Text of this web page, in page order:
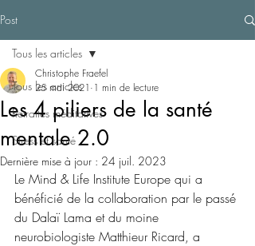
Post
Tous les articles
Retraites méditatives
Stress et santé
Tous les articles
Les 4 piliers de la santé
mentale 2.0
Christophe Fraefel
25 mai 2021 1 min de lecture
Dernière mise à jour : 24 juil. 2023
Le Mind & Life Institute Europe qui a
bénéficié de la collaboration par le passé
du Dalaï Lama et du moine
neurobiologiste Matthieur Ricard, a